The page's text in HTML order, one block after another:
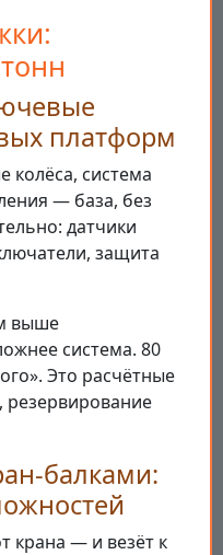
платформ
колёса, система
— база, без
датчики
защита
выше
система. 80
Это расчётные
резервирование
балками:
крана — и везёт к